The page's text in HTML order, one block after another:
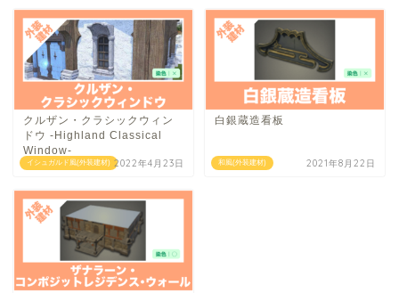
イシュガルド風(外装建材)
クルザン・クラシックウィン
ドウ -Highland Classical
Window-
2022年4月23日 和風(外装建材)
白銀蔵造看板
2021年8月22日